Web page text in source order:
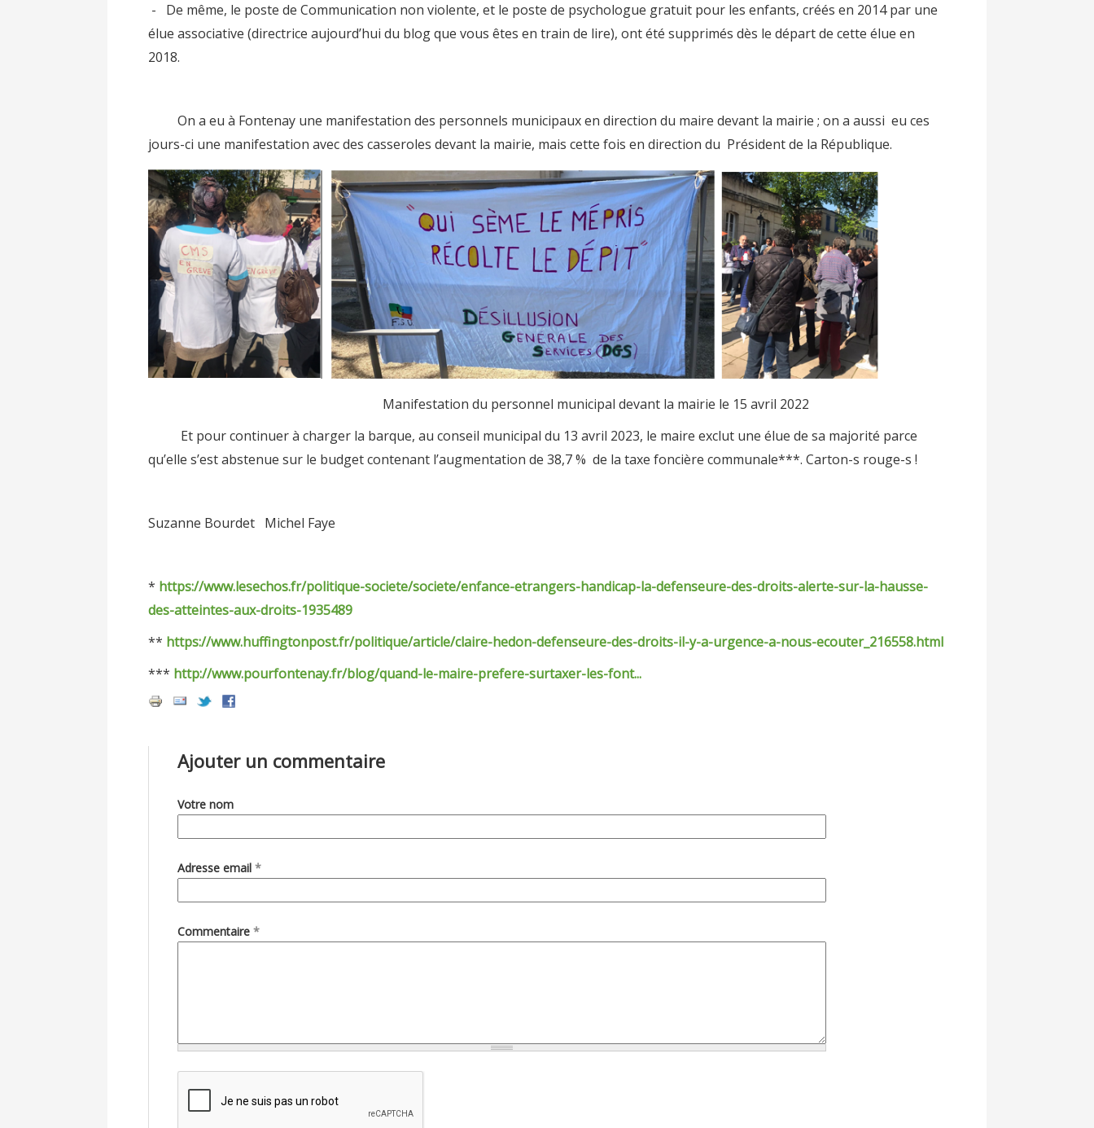
- De même, le poste de Communication non violente, et le poste de psychologue gratuit pour les enfants, créés en 2014 par une
élue associative (directrice aujourd’hui du blog que vous êtes en train de lire), ont été supprimés dès le départ de cette élue en
2018.
On a eu à Fontenay une manifestation des personnels municipaux en direction du maire devant la mairie ; on a aussi eu ces
jours-ci une manifestation avec des casseroles devant la mairie, mais cette fois en direction du Président de la République.
Manifestation du personnel municipal devant la mairie le 15 avril 2022
Et pour continuer à charger la barque, au conseil municipal du 13 avril 2023, le maire exclut une élue de sa majorité parce
qu’elle s’est abstenue sur le budget contenant l’augmentation de 38,7 % de la taxe foncière communale***. Carton-s rouge-s !
Suzanne Bourdet Michel Faye
* https://www.lesechos.fr/politique-societe/societe/enfance-etrangers-handicap-la-defenseure-des-droits-alerte-sur-la-hausse-
des-atteintes-aux-droits-1935489
** https://www.huffingtonpost.fr/politique/article/claire-hedon-defenseure-des-droits-il-y-a-urgence-a-nous-ecouter_216558.html
*** http://www.pourfontenay.fr/blog/quand-le-maire-prefere-surtaxer-les-font...
Ajouter un commentaire
Votre nom
Adresse email *
Commentaire *